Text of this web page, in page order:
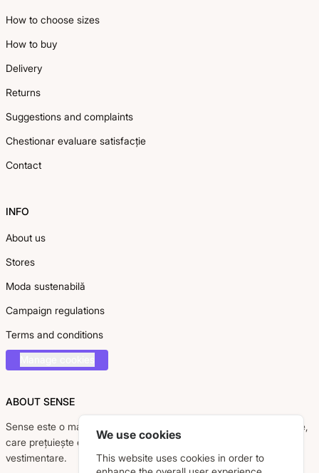
How to choose sizes
How to buy
Delivery
Returns
Suggestions and complaints
Chestionar evaluare satisfacție
Contact
INFO
About us
Stores
Moda sustenabilă
Campaign regulations
Terms and conditions
ABOUT SENSE
Sense este o marcă românească dedicată femeii moderne, active,
care prețuiește eleganța, confortul și calitatea pieselor
vestimentare.
We use cookies
This website uses cookies in order to